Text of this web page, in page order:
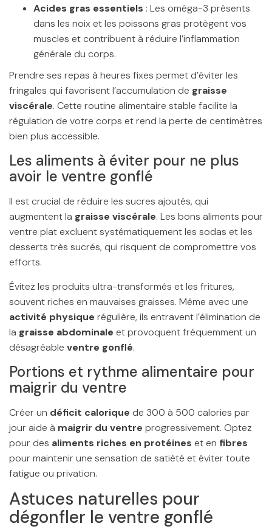
Acides gras essentiels : Les oméga-3 présents
dans les noix et les poissons gras protègent vos
muscles et contribuent à réduire l’inflammation
générale du corps.
Prendre ses repas à heures fixes permet d’éviter les
fringales qui favorisent l’accumulation de graisse
viscérale. Cette routine alimentaire stable facilite la
régulation de votre corps et rend la perte de centimètres
bien plus accessible.
Les aliments à éviter pour ne plus
avoir le ventre gonflé
Il est crucial de réduire les sucres ajoutés, qui
augmentent la graisse viscérale. Les bons aliments pour
ventre plat excluent systématiquement les sodas et les
desserts très sucrés, qui risquent de compromettre vos
efforts.
Évitez les produits ultra-transformés et les fritures,
souvent riches en mauvaises graisses. Même avec une
activité physique régulière, ils entravent l’élimination de
la graisse abdominale et provoquent fréquemment un
désagréable ventre gonflé.
Portions et rythme alimentaire pour
maigrir du ventre
Créer un déficit calorique de 300 à 500 calories par
jour aide à maigrir du ventre progressivement. Optez
pour des aliments riches en protéines et en fibres
pour maintenir une sensation de satiété et éviter toute
fatigue ou privation.
Astuces naturelles pour
dégonfler le ventre gonflé